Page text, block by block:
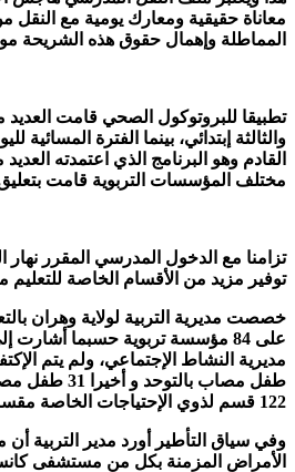
معاناة حقيقية ومعارك يومية مع
المماطلة وإهمال حقوق هذه الشريحة
تطبيقا للبروتوكول الصحي قامت
والثالثة إبتدائي، بينما الفترة
القادم وهو البرنامج الذي اعتمدته
مختلف المؤسسات التربوية قامت بتعليق
تزامنا مع الدخول المدرسي المقرر نهار
توفير مزيد من الأقسام الخاصة للتعليم
خصصت مديرية التربية لولاية وهران
طفل مصاب
122 قسم لذوي الإحتياجات الخاصة مقسم بين المؤسسات التربوية العادية وبين المؤسسات والفصول التابعة لمديرية النشاط الإجتماعي والتضامن.
وفي سياق التأطير أورد مدير التربية
الأمراض المزمنة بكل من مستشفى